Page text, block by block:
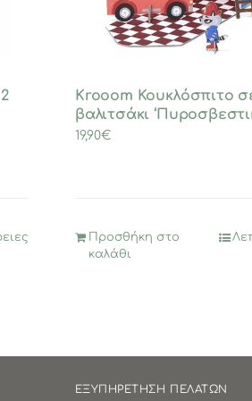
Krooom Κουκλόσπιτο
βαλιτσάκι
19,90€
Προσθήκη στο
καλάθι
ΕΞΥΠΗΡΕΤΗΣΗ ΠΕΛΑΤΩΝ